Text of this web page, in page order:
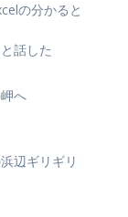
の分かると
話した
へ
辺ギリギリ